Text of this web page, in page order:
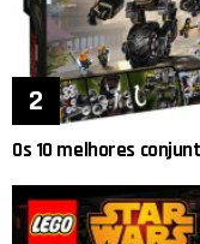
Os 10 melhores